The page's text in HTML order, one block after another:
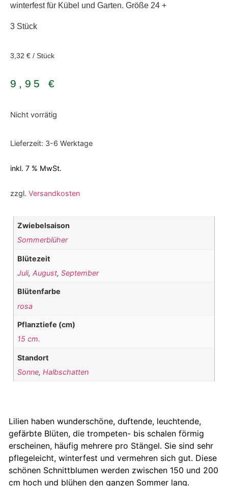
winterfest für Kübel und Garten. Größe 24 +
3 Stück
3,32 € / Stück
9,95 €
Nicht vorrätig
Lieferzeit: 3-6 Werktage
inkl. 7 % MwSt.
zzgl. Versandkosten
Zwiebelsaison
Sommerblüher
Blütezeit
Juli,August,September
Blütenfarbe
rosa
Pflanztiefe (cm)
15 cm.
Standort
Sonne,Halbschatten
Lilien haben wunderschöne, duftende, leuchtende,
gefärbte Blüten, die trompeten- bis schalen förmig
erscheinen, häufig mehrere pro Stängel. Sie sind sehr
pflegeleicht, winterfest und vermehren sich gut. Diese
schönen Schnittblumen werden zwischen 150 und 200
cm hoch und blühen den ganzen Sommer lang.